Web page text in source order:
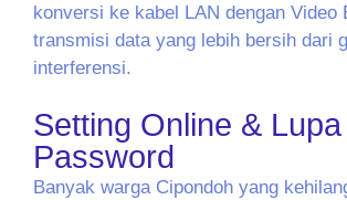
konversi ke kabel LAN dengan Video
transmisi data yang lebih bersih dari
interferensi.
Setting Online & Lupa
Password
Banyak warga Cipondoh yang